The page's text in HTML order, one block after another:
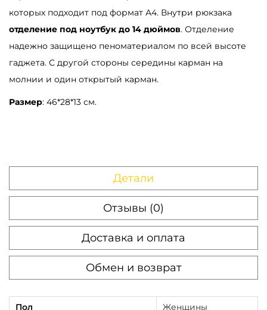
которых подходит под формат А4. Внутри рюкзака
отделение под ноутбук до 14 дюймов. Отделение
надежно защищено пеноматериалом по всей высоте
гаджета. С другой стороны середины карман на
молнии и один открытый карман.
Размер: 46*28*13 см.
Детали
Отзывы (0)
Доставка и оплата
Обмен и возврат
Пол
Женщины